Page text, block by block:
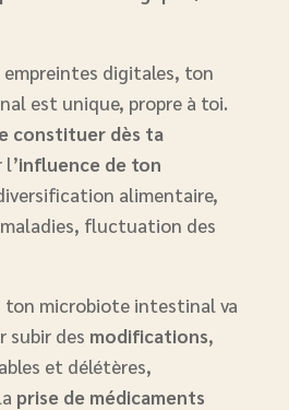
empreintes digitales, ton
est unique, propre à toi.
constituer dès ta
l’influence de ton
alimentaire,
maladies, fluctuation des
ton microbiote intestinal va
subir des modifications,
et délétères,
prise de médicaments